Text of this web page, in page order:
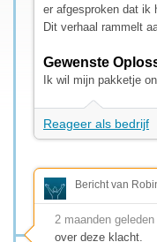
er afgesproken dat ik
Dit verhaal rammelt
Gewenste
Ik wil mijn pakketje
Reageer als bedrijf
Bericht van
2 maanden geleden
over deze klacht.